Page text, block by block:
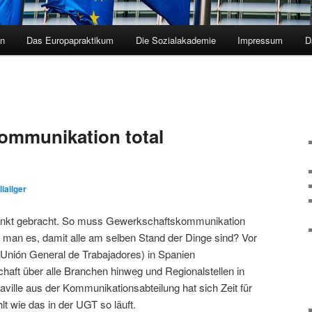
Das Europapraktikum Die Sozialakademie Impressum
total
gebracht. So muss Gewerkschaftskommunikation
es, damit alle am selben Stand der Dinge sind? Vor
General de Trabajadores) in Spanien
über alle Branchen hinweg und Regionalstellen in
aus der Kommunikationsabteilung hat sich Zeit für
wie das in der UGT so läuft.